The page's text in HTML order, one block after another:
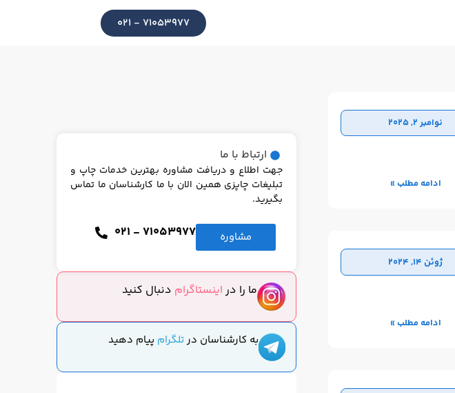
71053977 - 021
نوامبر 2, 2025
ادامه مطلب »
ژوئن 14, 2024
ادامه مطلب »
ارتباط با ما
جهت اطلاع و دریافت مشاوره بهترین خدمات چاپ و
تبلیغات چاپزی همین الان با ما کارشناسان ما تماس
بگیرید.
مشاوره 021 - 71053977
ما را دراینستاگرام دنبال کنید
به کارشناسان درتلگرام پیام دهید